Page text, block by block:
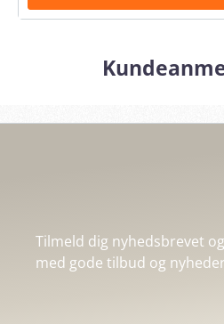
Tilmeld dig nyhedsbrevet
med gode tilbud og